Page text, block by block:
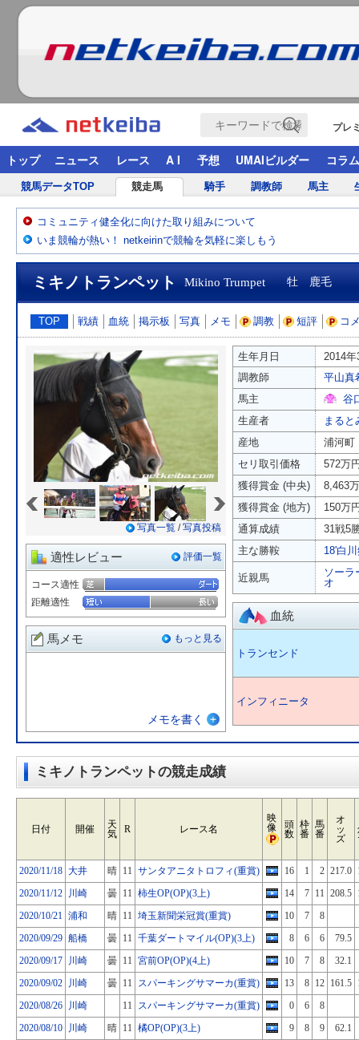
プレ
トップ ニュース レース A I 予想 UMAIビルダー コラム
競馬データTOP 競走馬 騎手 調教師 馬主
コミュニティ健全化に向けた取り組みについて
いま競輪が熱い！ netkeirinで競輪を気軽に楽しもう
ミキノトランペット Mikino Trumpet 牡 鹿毛
TOP 戦績 血統 掲示板 写真 メモ 調教 短評 コ
写真一覧 /写真投稿
適性レビュー 評価一覧
コース適性
距離適性
馬メモ もっと見る
メモを書く
生年月日
2014
調教師
平山真
馬主
谷
生産者
まると
産地
浦河町
セリ取引価格
572万
獲得賞金 (中央)
8,463
獲得賞金 (地方)
150万
通算成績
31戦5
主な勝鞍
18'白
近親馬
ソーラ
オ
血統
トランセンド
インフィニータ
ミキノトランペットの競走成績
日付 開催
天
気
R レース名
映
像
頭
数
枠
番
馬
番
オ
ッ
ズ
2020/11/18 大井 晴 11 サンタアニタトロフィ(重賞) 16 1 2 217.0
2020/11/12
川崎 曇 11 柿生OP(OP)(3上) 14 7 11 208.5
2020/10/21 浦和 晴 11 埼玉新聞栄冠賞(重賞) 10 7
8
2020/09/29 船橋 曇 11 千葉ダートマイル(OP)(3上) 8 6 6
79.5
2020/09/17
川崎 曇 11 宮前OP(OP)(4上) 10 7 8
32.1
2020/09/02
川崎 曇 11 スパーキングサマーカ(重賞) 13 8 12 161.5
2020/08/26
川崎 11 スパーキングサマーカ(重賞) 0 6
8
2020/08/10
川崎 晴 11 橘OP(OP)(3上) 9 8 9
62.1